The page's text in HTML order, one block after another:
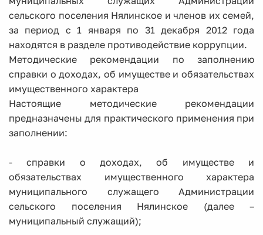
сельского поселения Нялинское и членов их семей,
за период с 1 января по 31 декабря 2012 года
находятся в разделе противодействие коррупции.
Методические рекомендации по заполнению
справки о доходах, об имуществе и обязательствах
имущественного характера
Настоящие методические рекомендации
предназначены для практического применения при
заполнении:
- справки о доходах, об имуществе и
обязательствах имущественного характера
муниципального служащего Администрации
сельского поселения Нялинское (далее –
муниципальный служащий);